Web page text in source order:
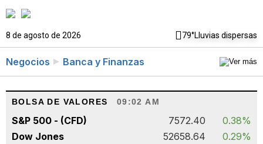
8 de agosto de 2026 79°Lluvias dispersas
Negocios Banca y Finanzas
BOLSA DE VALORES 09:02 AM
S&P 500 - (CFD) 7572.40
0.38%
Dow Jones
52658.64
0.29%